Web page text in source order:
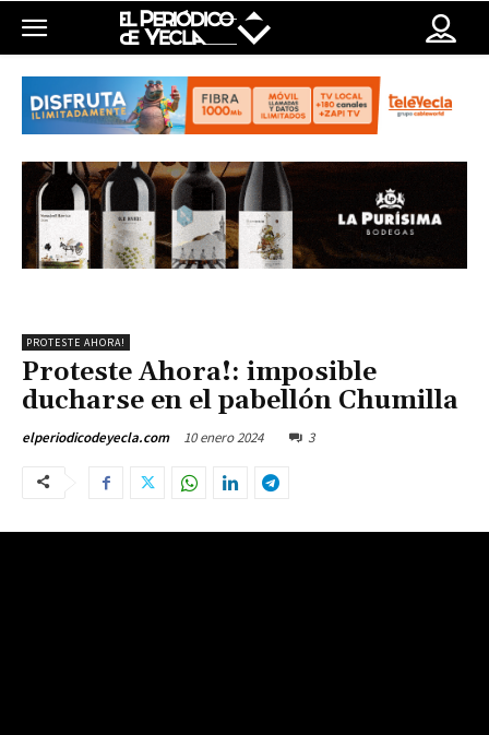
PROTESTE AHORA!
Proteste Ahora!: imposible
ducharse en el pabellón Chumilla
elperiodicodeyecla.com 10 enero 2024 3